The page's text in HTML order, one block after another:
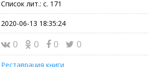
Список лит.: с. 171
2020-06-13 18:35:24
0 0 0 0
Реставрация книги